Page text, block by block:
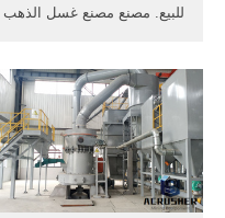
للبيع. مصنع مصنع غسل الذهب
مستعملة وحدة غسيل الذهب
للبيع. 250tph river stone
crushing line in Chile. 200tph
granite crushing line in
Cameroon. 250tph limestone
crushing line in Kenya.